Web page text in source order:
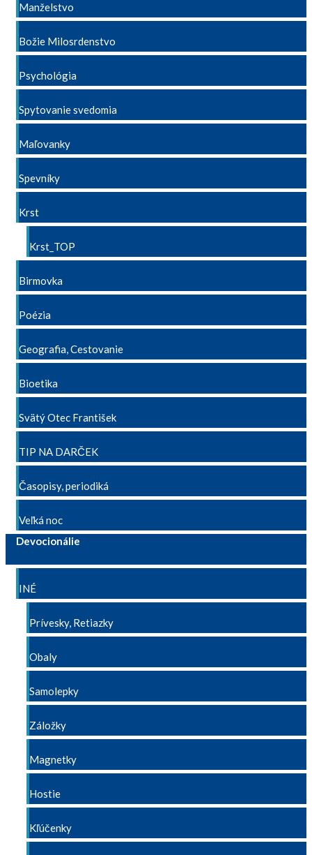
Manželstvo
Božie Milosrdenstvo
Psychológia
Spytovanie svedomia
Maľovanky
Spevníky
Krst
Krst_TOP
Birmovka
Poézia
Geografia, Cestovanie
Bioetika
Svätý Otec František
TIP NA DARČEK
Časopisy, periodiká
Veľká noc
Devocionálie
INÉ
Prívesky, Retiazky
Obaly
Samolepky
Záložky
Magnetky
Hostie
Kľúčenky